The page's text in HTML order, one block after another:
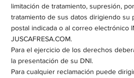
limitación de tratamiento, supresión,
tratamiento de sus datos dirigiendo su
postal indicada o al correo electrónico
JUSCAFRESA.COM.​
Para el ejercicio de los derechos
la presentación de su DNI.​
Para cualquier reclamación puede